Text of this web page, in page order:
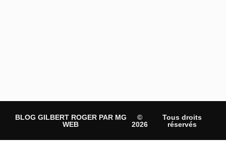
BLOG GILBERT ROGER PAR MG
WEB
©
2026
Tous droits
réservés